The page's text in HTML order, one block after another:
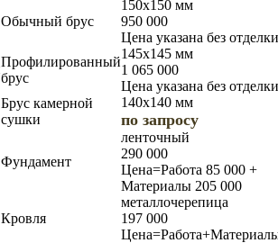
Обычный брус
150х150 мм
950 000
Цена указана без отделки
Профилированный
брус
145х145 мм
1 065 000
Цена указана без отделки
Брус камерной
сушки
140х140 мм
по запросу
Фундамент
ленточный
290 000
Цена=Работа 85 000 +
Материалы 205 000
Кровля
металлочерепица
197 000